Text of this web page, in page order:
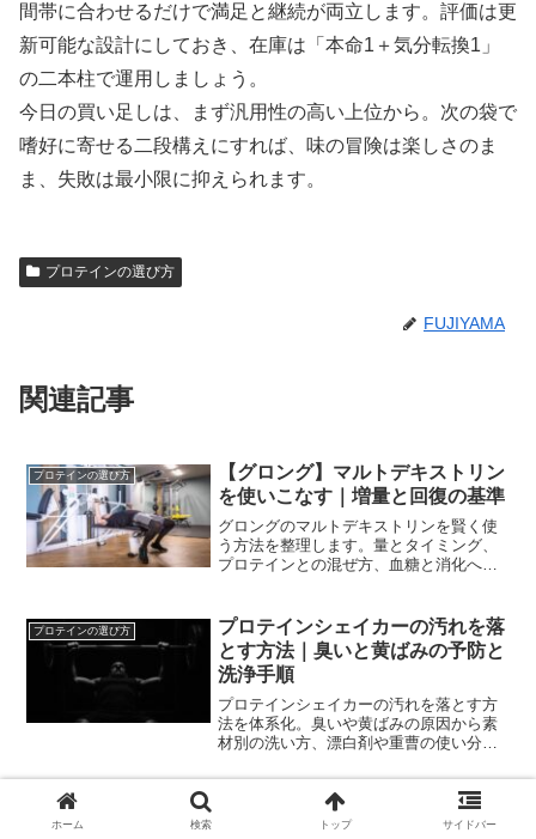
間帯に合わせるだけで満足と継続が両立します。評価は更
新可能な設計にしておき、在庫は「本命1＋気分転換1」
の二本柱で運用しましょう。
今日の買い足しは、まず汎用性の高い上位から。次の袋で
嗜好に寄せる二段構えにすれば、味の冒険は楽しさのま
ま、失敗は最小限に抑えられます。
プロテインの選び方
FUJIYAMA
関連記事
プロテインの選び方
【グロング】マルトデキストリン
を使いこなす｜増量と回復の基準
グロングのマルトデキストリンを賢く使
う方法を整理します。量とタイミング、
プロテインとの混ぜ方、血糖と消化への
プロテインの選び方
プロテインシェイカーの汚れを落
とす方法｜臭いと黄ばみの予防と
洗浄手順
プロテインシェイカーの汚れを落とす方
法を体系化。臭いや黄ばみの原因から素
材別の洗い方、漂白剤や重曹の使い分
羅し、失敗しない手順と頻度の基準を示
プロテインの選び方
バイタスのビタパワーを飲むタイ
ミング｜運動前中後と日常の最適
ホーム 検索 トップ サイドバー